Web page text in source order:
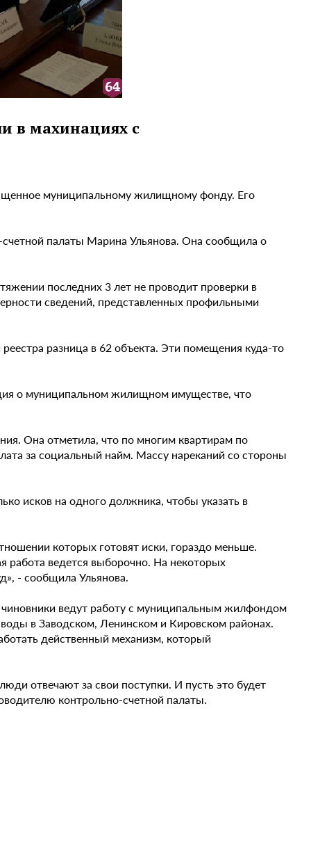
в махинациях с
муниципальному жилищному фонду. Его
палаты Марина Ульянова. Она сообщила о
последних 3 лет не проводит проверки в
сведений, представленных профильными
разница в 62 объекта. Эти помещения куда-то
о муниципальном жилищном имуществе, что
Она отметила, что по многим квартирам по
за социальный найм. Массу нареканий со стороны
исков на одного должника, чтобы указать в
которых готовят иски, гораздо меньше.
работа ведется выборочно. На некоторых
- сообщила Ульянова.
ведут работу с муниципальным жилфондом
в Заводском, Ленинском и Кировском районах.
действенный механизм, который
отвечают за свои поступки. И пусть это будет
контрольно-счетной палаты.